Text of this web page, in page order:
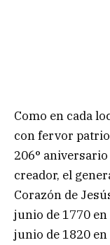
Como en cada
con fervor patrio
206°
creador, el
Corazón de
junio de 1770
junio de 1820 en